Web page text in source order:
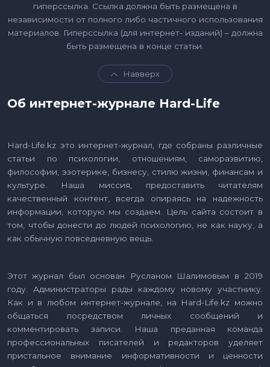
гиперссылка. Ссылка должна быть размещена в
независимости от полного либо частичного использования
материалов. Гиперссылка (для интернет- изданий) – должна
быть размещена в конце статьи.
Навверх
Об интернет-журнале Hard-Life
Hard-Life.kz это интернет-журнал, где собраны различные
статьи по психологии, отношениям, саморазвитию,
философии, эзотерике, бизнесу, стилю жизни, финансам и
культуре. Наша миссия, предоставить читателям
качественный контент, всегда опираясь на надежность
информации, которую мы создаем. Цель сайта состоит в
том, чтобы донести до людей психологию, не как науку, а
как обычную повседневную вещь.
Этот журнал был основан Русланом Шалимовым в 2019
году. Администраторы рады каждому новому участнику.
Как и в любом интернет-журнале, на Hard-Life.kz можно
общаться посредством личных сообщений и
комментировать записи. Наша преданная команда
профессиональных писателей и редакторов уделяет
пристальное внимание информативности и ценности